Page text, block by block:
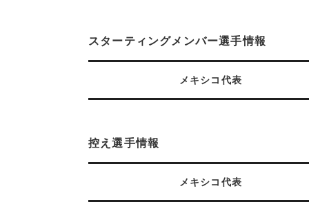
スターティングメンバー選手情報
メキシコ代表
控え選手情報
メキシコ代表